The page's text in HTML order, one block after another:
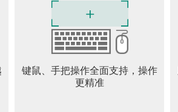
键鼠、手把操作全面支持，操作
更精准